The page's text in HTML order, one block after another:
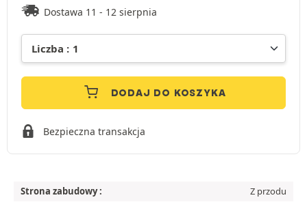
Dostawa 11 - 12 sierpnia
DODAJ DO KOSZYKA
Bezpieczna transakcja
Strona zabudowy :
Z przodu